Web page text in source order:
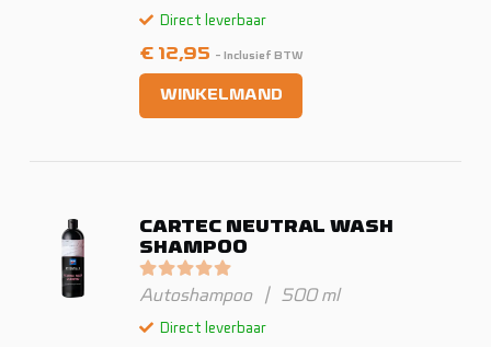
Direct leverbaar
€ 12,95 - Inclusief BTW
WINKELMAND
CARTEC NEUTRAL WASH
SHAMPOO
Gewaardeerd 0 uit 5
Autoshampoo | 500 ml
Direct leverbaar